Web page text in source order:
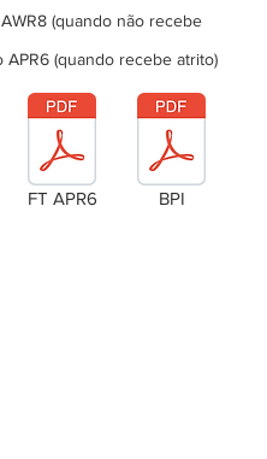
(quando não recebe
APR6 (quando recebe atrito)
FT APR6 BPI